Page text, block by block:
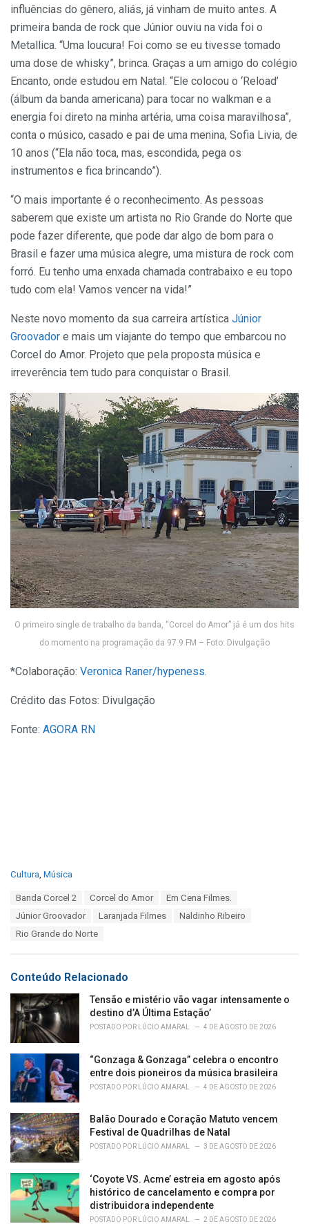
influências do gênero, aliás, já vinham de muito antes. A
primeira banda de rock que Júnior ouviu na vida foi o
Metallica. “Uma loucura! Foi como se eu tivesse tomado
uma dose de whisky”, brinca. Graças a um amigo do colégio
Encanto, onde estudou em Natal. “Ele colocou o ‘Reload’
(álbum da banda americana) para tocar no walkman e a
energia foi direto na minha artéria, uma coisa maravilhosa”,
conta o músico, casado e pai de uma menina, Sofia Livia, de
10 anos (“Ela não toca, mas, escondida, pega os
instrumentos e fica brincando”).
“O mais importante é o reconhecimento. As pessoas
saberem que existe um artista no Rio Grande do Norte que
pode fazer diferente, que pode dar algo de bom para o
Brasil e fazer uma música alegre, uma mistura de rock com
forró. Eu tenho uma enxada chamada contrabaixo e eu topo
tudo com ela! Vamos vencer na vida!”
Neste novo momento da sua carreira artística Júnior
Groovador e mais um viajante do tempo que embarcou no
Corcel do Amor. Projeto que pela proposta música e
irreverência tem tudo para conquistar o Brasil.
O primeiro single de trabalho da banda, “Corcel do Amor” já é um dos hits
do momento na programação da 97.9 FM – Foto: Divulgação
*Colaboração: Veronica Raner/hypeness.
Crédito das Fotos: Divulgação
Fonte: AGORA RN
C
e
Cultura, Música
Banda Corcel 2 Corcel do Amor
Em Cena Filmes.
Júnior Groovador
Laranjada Filmes
Naldinho Ribeiro
Rio Grande do Norte
Conteúdo Relacionado
Tensão e mistério vão vagar intensamente o
destino d’A Última Estação’
POSTADO POR LÚCIO AMARAL 4 DE AGOSTO DE 2026
“Gonzaga & Gonzaga” celebra o encontro
entre dois pioneiros da música brasileira
POSTADO POR LÚCIO AMARAL 4 DE AGOSTO DE 2026
Balão Dourado e Coração Matuto vencem
Festival de Quadrilhas de Natal
POSTADO POR LÚCIO AMARAL 3 DE AGOSTO DE 2026
‘Coyote VS. Acme’ estreia em agosto após
histórico de cancelamento e compra por
distribuidora independente
POSTADO POR LÚCIO AMARAL 2 DE AGOSTO DE 2026